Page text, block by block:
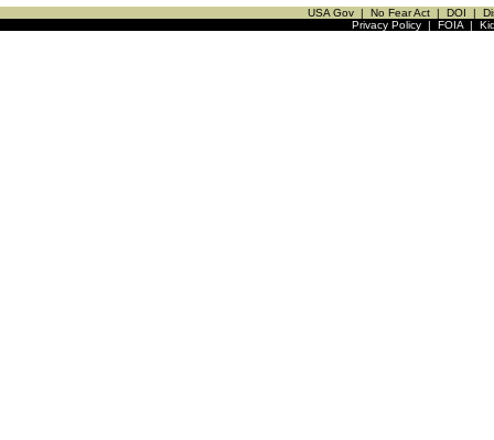
USA Gov | No Fear Act | DOI |
Privacy Policy| FOIA|